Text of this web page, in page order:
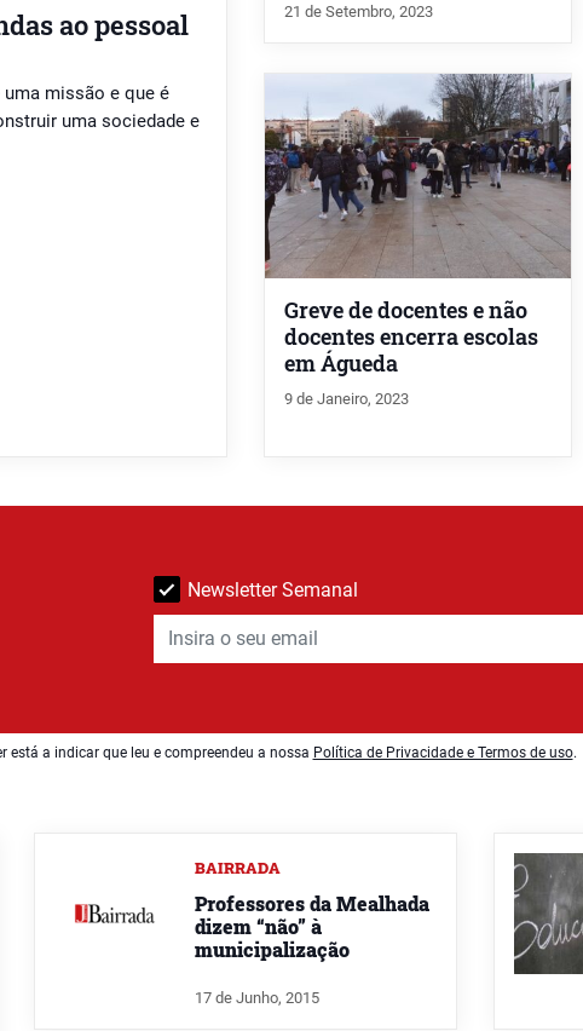
ao pessoal
missão e que é
uma sociedade e
21 de Setembro, 2023
Greve de docentes e não
docentes encerra escolas
em Águeda
9 de Janeiro, 2023
Newsletter Semanal
está a indicar que leu e compreendeu a nossa Política de Privacidade e Termos de uso.
BAIRRADA
Professores da Mealhada
dizem “não” à
municipalização
17 de Junho, 2015